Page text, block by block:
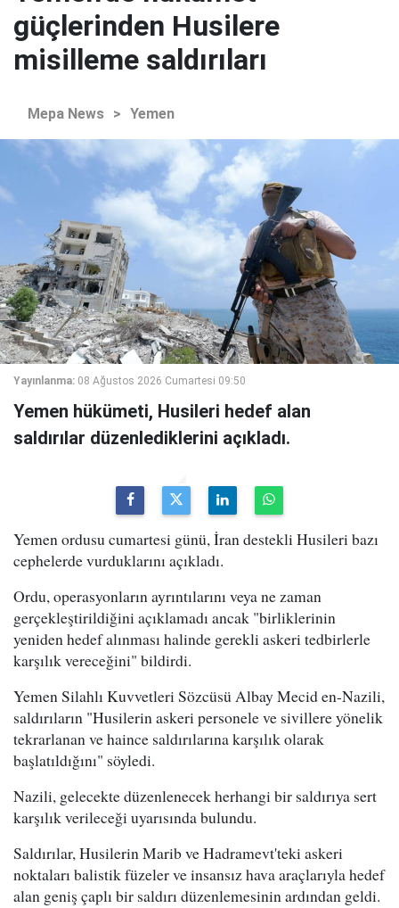
güçlerinden Husilere
misilleme saldırıları
Mepa News > Yemen
Yayınlanma: 08 Ağustos 2026 Cumartesi 09:50
Yemen hükümeti, Husileri hedef alan
saldırılar düzenlediklerini açıkladı.
Yemen ordusu cumartesi günü, İran destekli Husileri bazı
cephelerde vurduklarını açıkladı.
Ordu, operasyonların ayrıntılarını veya ne zaman
gerçekleştirildiğini açıklamadı ancak "birliklerinin
yeniden hedef alınması halinde gerekli askeri tedbirlerle
karşılık vereceğini" bildirdi.
Yemen Silahlı Kuvvetleri Sözcüsü Albay Mecid en-Nazili,
saldırıların "Husilerin askeri personele ve sivillere yönelik
tekrarlanan ve haince saldırılarına karşılık olarak
başlatıldığını" söyledi.
Nazili, gelecekte düzenlenecek herhangi bir saldırıya sert
karşılık verileceği uyarısında bulundu.
Saldırılar, Husilerin Marib ve Hadramevt'teki askeri
noktaları balistik füzeler ve insansız hava araçlarıyla hedef
alan geniş çaplı bir saldırı düzenlemesinin ardından geldi.